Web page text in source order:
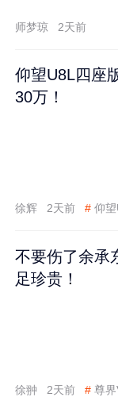
师梦琼 2天前
仰望U8L四座
30万！
徐辉 2天前 # 仰
不要伤了余承
足珍贵！
徐翀 2天前 # 尊